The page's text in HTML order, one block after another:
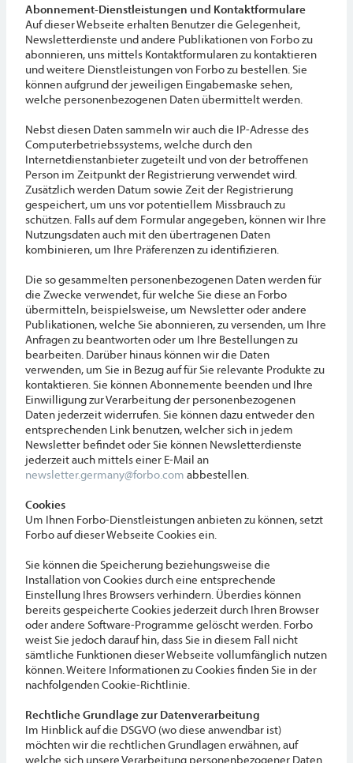
Abonnement-Dienstleistungen und Kontaktformulare
Auf dieser Webseite erhalten Benutzer die Gelegenheit,
Newsletterdienste und andere Publikationen von Forbo zu
abonnieren, uns mittels Kontaktformularen zu kontaktieren
und weitere Dienstleistungen von Forbo zu bestellen. Sie
können aufgrund der jeweiligen Eingabemaske sehen,
welche personenbezogenen Daten übermittelt werden.
Nebst diesen Daten sammeln wir auch die IP-Adresse des
Computerbetriebssystems, welche durch den
Internetdienstanbieter zugeteilt und von der betroffenen
Person im Zeitpunkt der Registrierung verwendet wird.
Zusätzlich werden Datum sowie Zeit der Registrierung
gespeichert, um uns vor potentiellem Missbrauch zu
schützen. Falls auf dem Formular angegeben, können wir Ihre
Nutzungsdaten auch mit den übertragenen Daten
kombinieren, um Ihre Präferenzen zu identifizieren.
Die so gesammelten personenbezogenen Daten werden für
die Zwecke verwendet, für welche Sie diese an Forbo
übermitteln, beispielsweise, um Newsletter oder andere
Publikationen, welche Sie abonnieren, zu versenden, um Ihre
Anfragen zu beantworten oder um Ihre Bestellungen zu
bearbeiten. Darüber hinaus können wir die Daten
verwenden, um Sie in Bezug auf für Sie relevante Produkte zu
kontaktieren. Sie können Abonnemente beenden und Ihre
Einwilligung zur Verarbeitung der personenbezogenen
Daten jederzeit widerrufen. Sie können dazu entweder den
entsprechenden Link benutzen, welcher sich in jedem
Newsletter befindet oder Sie können Newsletterdienste
jederzeit auch mittels einer E-Mail an
newsletter.germany@forbo.com abbestellen.
Cookies
Um Ihnen Forbo-Dienstleistungen anbieten zu können, setzt
Forbo auf dieser Webseite Cookies ein.
Sie können die Speicherung beziehungsweise die
Installation von Cookies durch eine entsprechende
Einstellung Ihres Browsers verhindern. Überdies können
bereits gespeicherte Cookies jederzeit durch Ihren Browser
oder andere Software-Programme gelöscht werden. Forbo
weist Sie jedoch darauf hin, dass Sie in diesem Fall nicht
sämtliche Funktionen dieser Webseite vollumfänglich nutzen
können. Weitere Informationen zu Cookies finden Sie in der
nachfolgenden Cookie-Richtlinie.
Rechtliche Grundlage zur Datenverarbeitung
Im Hinblick auf die DSGVO (wo diese anwendbar ist)
möchten wir die rechtlichen Grundlagen erwähnen, auf
welche sich unsere Verarbeitung personenbezogener Daten